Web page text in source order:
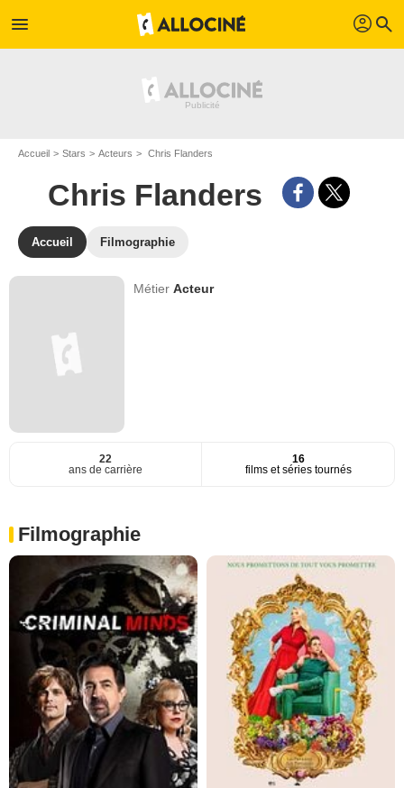
menu profil search
Accueil Stars Acteurs Chris Flanders
Chris Flanders
Accueil Filmographie
MétierActeur
22
ans de carrière
16
films et séries tournés
Filmographie